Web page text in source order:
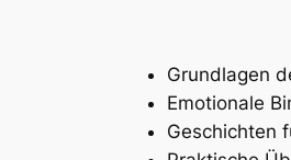
Grundlagen
Emotionale
Geschichten